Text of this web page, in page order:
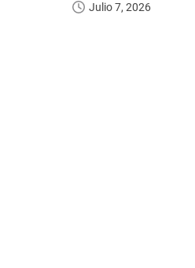
Julio 7, 2026